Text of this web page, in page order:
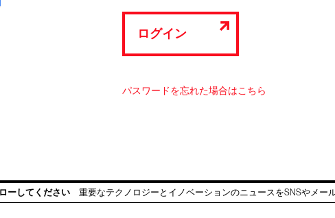
ログイン
パスワードを忘れた場合はこちら
ーしてください 重要なテクノロジーとイノベーションのニュースをSNSやメー